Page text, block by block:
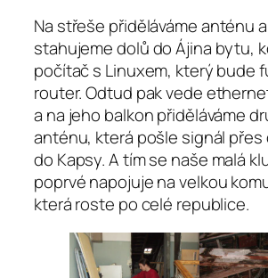
Na střeše přiděláváme anténu
stahujeme dolů do Ájina bytu,
počítač s Linuxem, který bude
router. Odtud pak vede
a na jeho balkon přiděláváme
anténu, která pošle signál přes
do Kapsy. A tím se naše malá
poprvé napojuje na velkou
která roste po celé republice.